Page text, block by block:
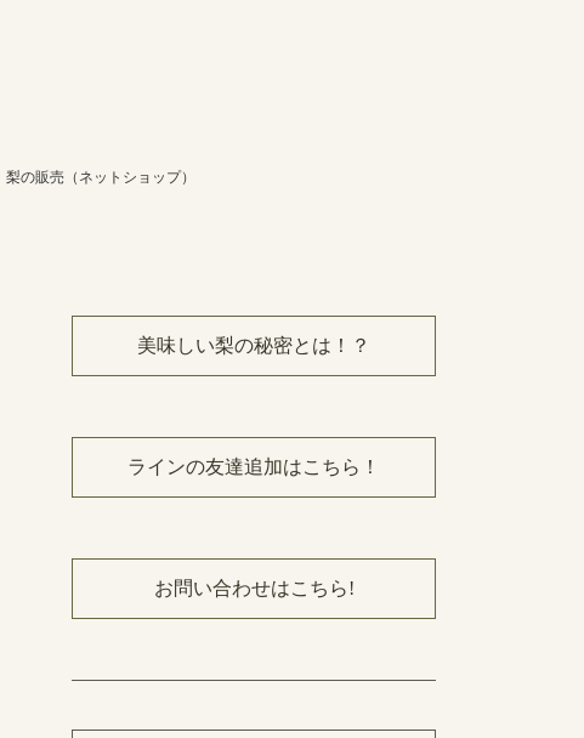
梨の販売（ネットショップ）
美味しい梨の秘密とは！？
ラインの友達追加はこちら！
お問い合わせはこちら!